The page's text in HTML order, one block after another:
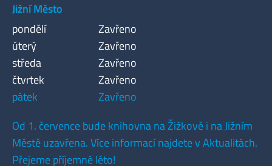
Jižní Město
pondělí
Zavřeno
úterý
Zavřeno
středa
Zavřeno
čtvrtek
Zavřeno
pátek
Zavřeno
Od 1. července bude knihovna na Žižkově i na Jižním
Městě uzavřena. Více informací najdete v Aktualitách.
Přejeme příjemné léto!